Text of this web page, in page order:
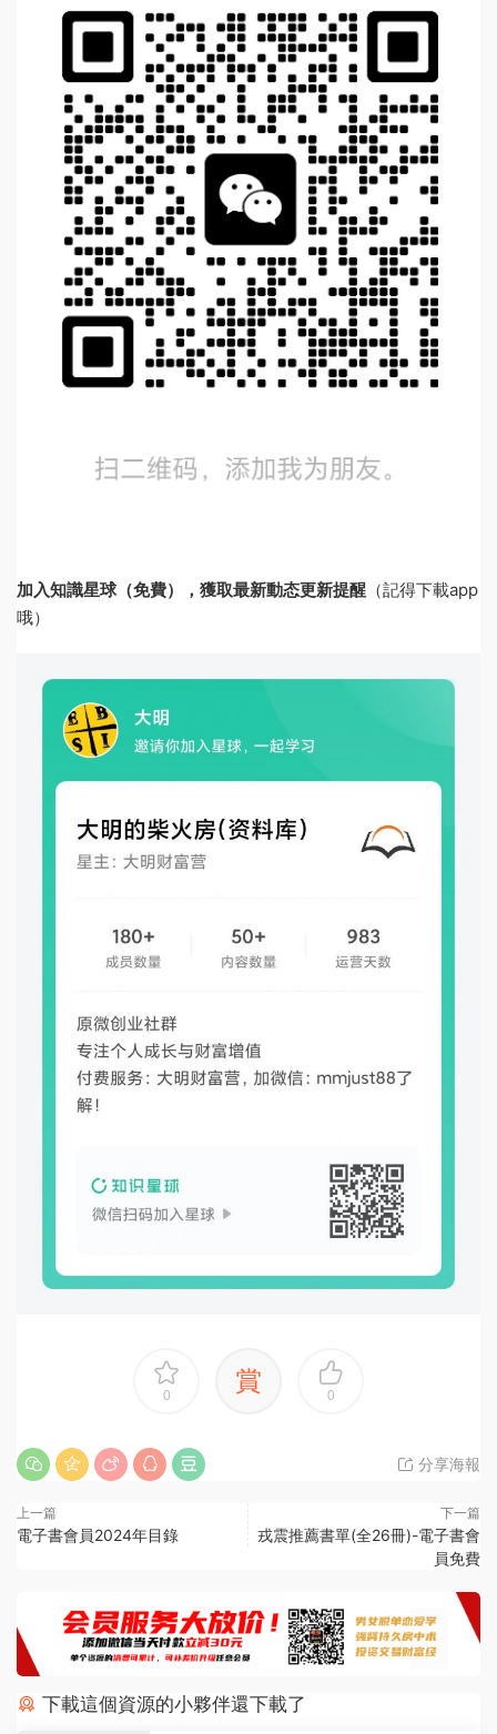
加入知識星球（免費），獲取最新動态更新提醒 （記得下載app
哦）
0 賞 0
分享海報
上一篇
電子書會員2024年目錄
下一篇
戎震推薦書單(全26冊)-電子書會
員免費
下載這個資源的小夥伴還下載了